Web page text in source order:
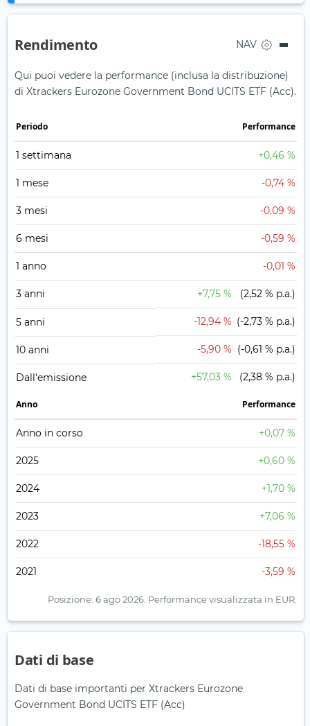
Rendimento NAV
Qui puoi vedere la performance (inclusa la distribuzione)
di Xtrackers Eurozone Government Bond UCITS ETF (Acc).
Periodo Performance
1 settimana +0,46 %
1 mese -0,74 %
3 mesi -0,09 %
6 mesi -0,59 %
1 anno -0,01 %
3 anni +7,75 % (2,52 % p.a.)
5 anni -12,94 % (-2,73 % p.a.)
10 anni -5,90 % (-0,61 % p.a.)
Dall'emissione +57,03 % (2,38 % p.a.)
Anno Performance
Anno in corso +0,07 %
2025 +0,60 %
2024 +1,70 %
2023 +7,06 %
2022 -18,55 %
2021 -3,59 %
Posizione: 6 ago 2026. Performance visualizzata in EUR.
Dati di base
Dati di base importanti per Xtrackers Eurozone
Government Bond UCITS ETF (Acc)